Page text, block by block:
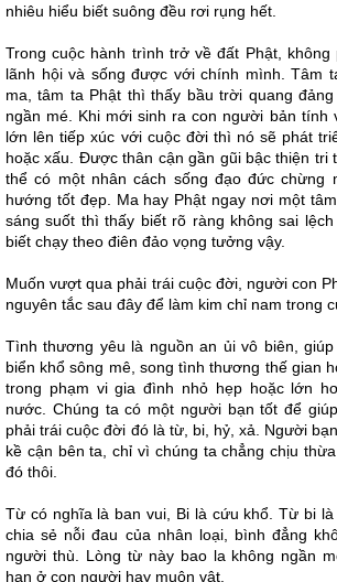
nhiêu hiểu biết suông đều rơi rụng hết.
Trong cuộc hành trình trở về đất Phật, không
lãnh hội và sống được với chính mình. Tâm
ma, tâm ta Phật thì thấy bầu trời quang
ngần mé. Khi mới sinh ra con người bản tính
lớn lên tiếp xúc với cuộc đời thì nó sẽ phát
hoặc xấu. Được thân cận gần gũi bậc thiện tri
thể có một nhân cách sống đạo đức chừng
hướng tốt đẹp. Ma hay Phật ngay nơi một
sáng suốt thì thấy biết rõ ràng không sai
biết chạy theo điên đảo vọng tưởng vậy.
Muốn vượt qua phải trái cuộc đời, người con
nguyên tắc sau đây để làm kim chỉ nam trong
Tình thương yêu là nguồn an ủi vô biên,
biển khổ sông mê, song tình thương thế gian
trong phạm vi gia đình nhỏ hẹp hoặc lớn
nước. Chúng ta có một người bạn tốt để
phải trái cuộc đời đó là từ, bi, hỷ, xả. Người
kề cận bên ta, chỉ vì chúng ta chẳng chịu
đó thôi.
Từ có nghĩa là ban vui, Bi là cứu khổ. Từ bi
chia sẻ nỗi đau của nhân loại, bình đẳng
người thù. Lòng từ này bao la không ngần
hạn ở con người hay muôn vật.